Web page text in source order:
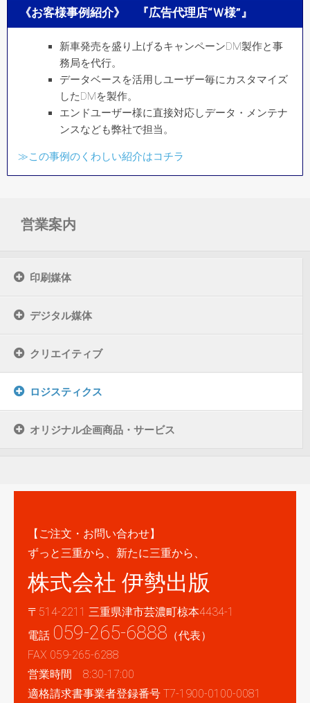
《お客様事例紹介》 『広告代理店“Ｗ様”』
新車発売を盛り上げるキャンペーンDM製作と事
務局を代行。
データベースを活用しユーザー毎にカスタマイズ
したDMを製作。
エンドユーザー様に直接対応しデータ・メンテナ
ンスなども弊社で担当。
≫この事例のくわしい紹介はコチラ
営業案内
印刷媒体
デジタル媒体
クリエイティブ
ロジスティクス
オリジナル企画商品・サービス
【ご注文・お問い合わせ】
ずっと三重から、新たに三重から、
株式会社 伊勢出版
〒514-2211 三重県津市芸濃町椋本4434-1
電話 059-265-6888 （代表）
FAX 059-265-6288
営業時間 8:30-17:00
適格請求書事業者登録番号 T7-1900-0100-0081